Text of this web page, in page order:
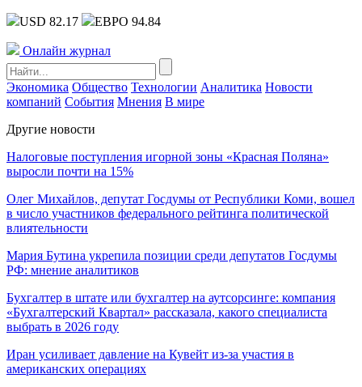
USD 82.17 ЕВРО 94.84
Онлайн журнал
Экономика Общество Технологии Аналитика Новости
компаний События Мнения В мире
Другие новости
Налоговые поступления игорной зоны «Красная Поляна»
выросли почти на 15%
Олег Михайлов, депутат Госдумы от Республики Коми, вошел
в число участников федерального рейтинга политической
влиятельности
Мария Бутина укрепила позиции среди депутатов Госдумы
РФ: мнение аналитиков
Бухгалтер в штате или бухгалтер на аутсорсинге: компания
«Бухгалтерский Квартал» рассказала, какого специалиста
выбрать в 2026 году
Иран усиливает давление на Кувейт из-за участия в
американских операциях